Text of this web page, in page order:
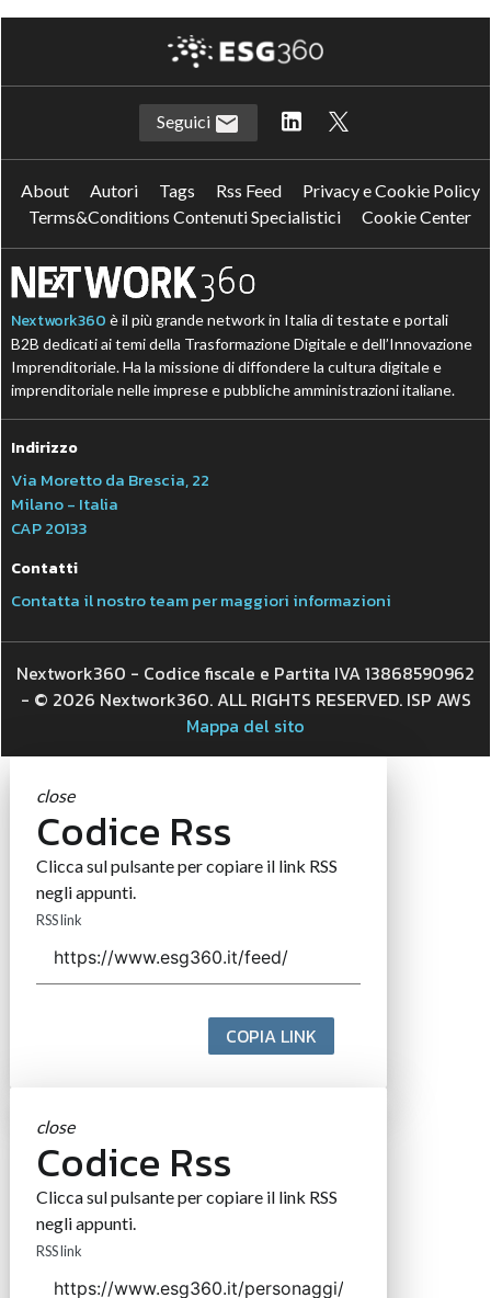
Seguici
About Autori Tags Rss Feed
Privacy e Cookie Policy
Terms&Conditions Contenuti Specialistici
Cookie Center
Nextwork360 è il più grande network in Italia di testate e portali
B2B dedicati ai temi della Trasformazione Digitale e dell’Innovazione
Imprenditoriale. Ha la missione di diffondere la cultura digitale e
imprenditoriale nelle imprese e pubbliche amministrazioni italiane.
Indirizzo
Via Moretto da Brescia, 22
Milano - Italia
CAP 20133
Contatti
Contatta il nostro team per maggiori informazioni
Nextwork360 - Codice fiscale e Partita IVA 13868590962
- © 2026 Nextwork360. ALL RIGHTS RESERVED. ISP AWS
Mappa del sito
close
Codice Rss
Clicca sul pulsante per copiare il link RSS
negli appunti.
RSS link
COPIA LINK
close
Codice Rss
Clicca sul pulsante per copiare il link RSS
negli appunti.
RSS link